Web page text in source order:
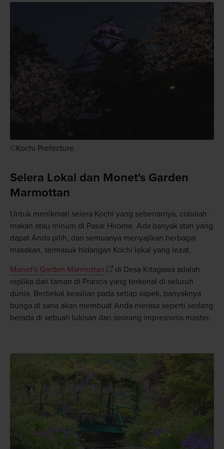
©Kochi Prefecture
Selera Lokal dan Monet's Garden
Marmottan
Untuk menikmati selera Kochi yang sebenarnya, cobalah
makan atau minum di Pasar Hirome. Ada banyak stan yang
dapat Anda pilih, dan semuanya menyajikan berbagai
masakan, termasuk hidangan Kochi lokal yang lezat.
Monet's Garden Marmottan
di Desa Kitagawa adalah
replika dari taman di Prancis yang terkenal di seluruh
dunia. Berbekal keaslian pada setiap aspek, banyaknya
bunga di sana akan membuat Anda merasa seperti sedang
berada di sebuah lukisan dari seorang impresionis master.